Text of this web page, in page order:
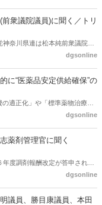
では検討会を総括する目的で
画課長（医薬産業振興・医療
ーション推進室長併任）安藤
美子氏、 日本保険薬局協会医
衆議院議員)に聞く／トリ
奈川県連は松本純前衆議院議
・磯子区・金沢区）の支部長
る政策に広く・深く関わってき
には熱いものがある。不透明
サービスのトリプル改定等へ
いってもいいだろう。本稿で
dgsonline
に“医薬品安定供給確保”の
適正化」や「標準薬物治療の
った地域フォーミュラリの作
日に開かれた「日本フォーミュ
への強い要望があったことを
分について銘柄を含めて選定
dgsonline
薬剤管理官に聞く
年度調剤報酬改定が答申され
課・薬剤管理官の安川孝志氏
dgsonline
議員、勝目康議員、本田